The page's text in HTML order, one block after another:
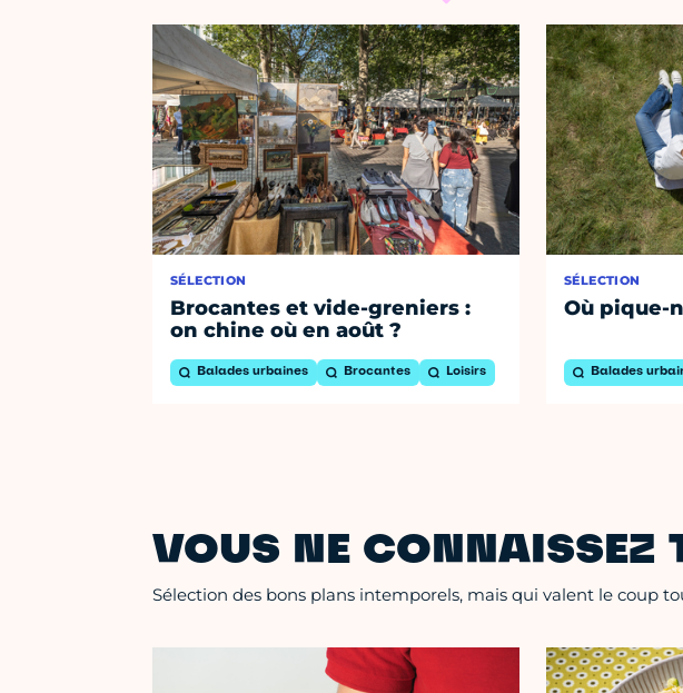
SÉLECTION
Brocantes et vide-greniers :
on chine où en août ?
Balades urbaines Brocantes Loisirs
SÉLECTION
Où pique-
Balades
VOUS NE CONNAISSEZ
Sélection des bons plans intemporels, mais qui valent le coup